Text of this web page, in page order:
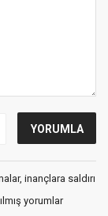
inançlara saldırı
yorumlar